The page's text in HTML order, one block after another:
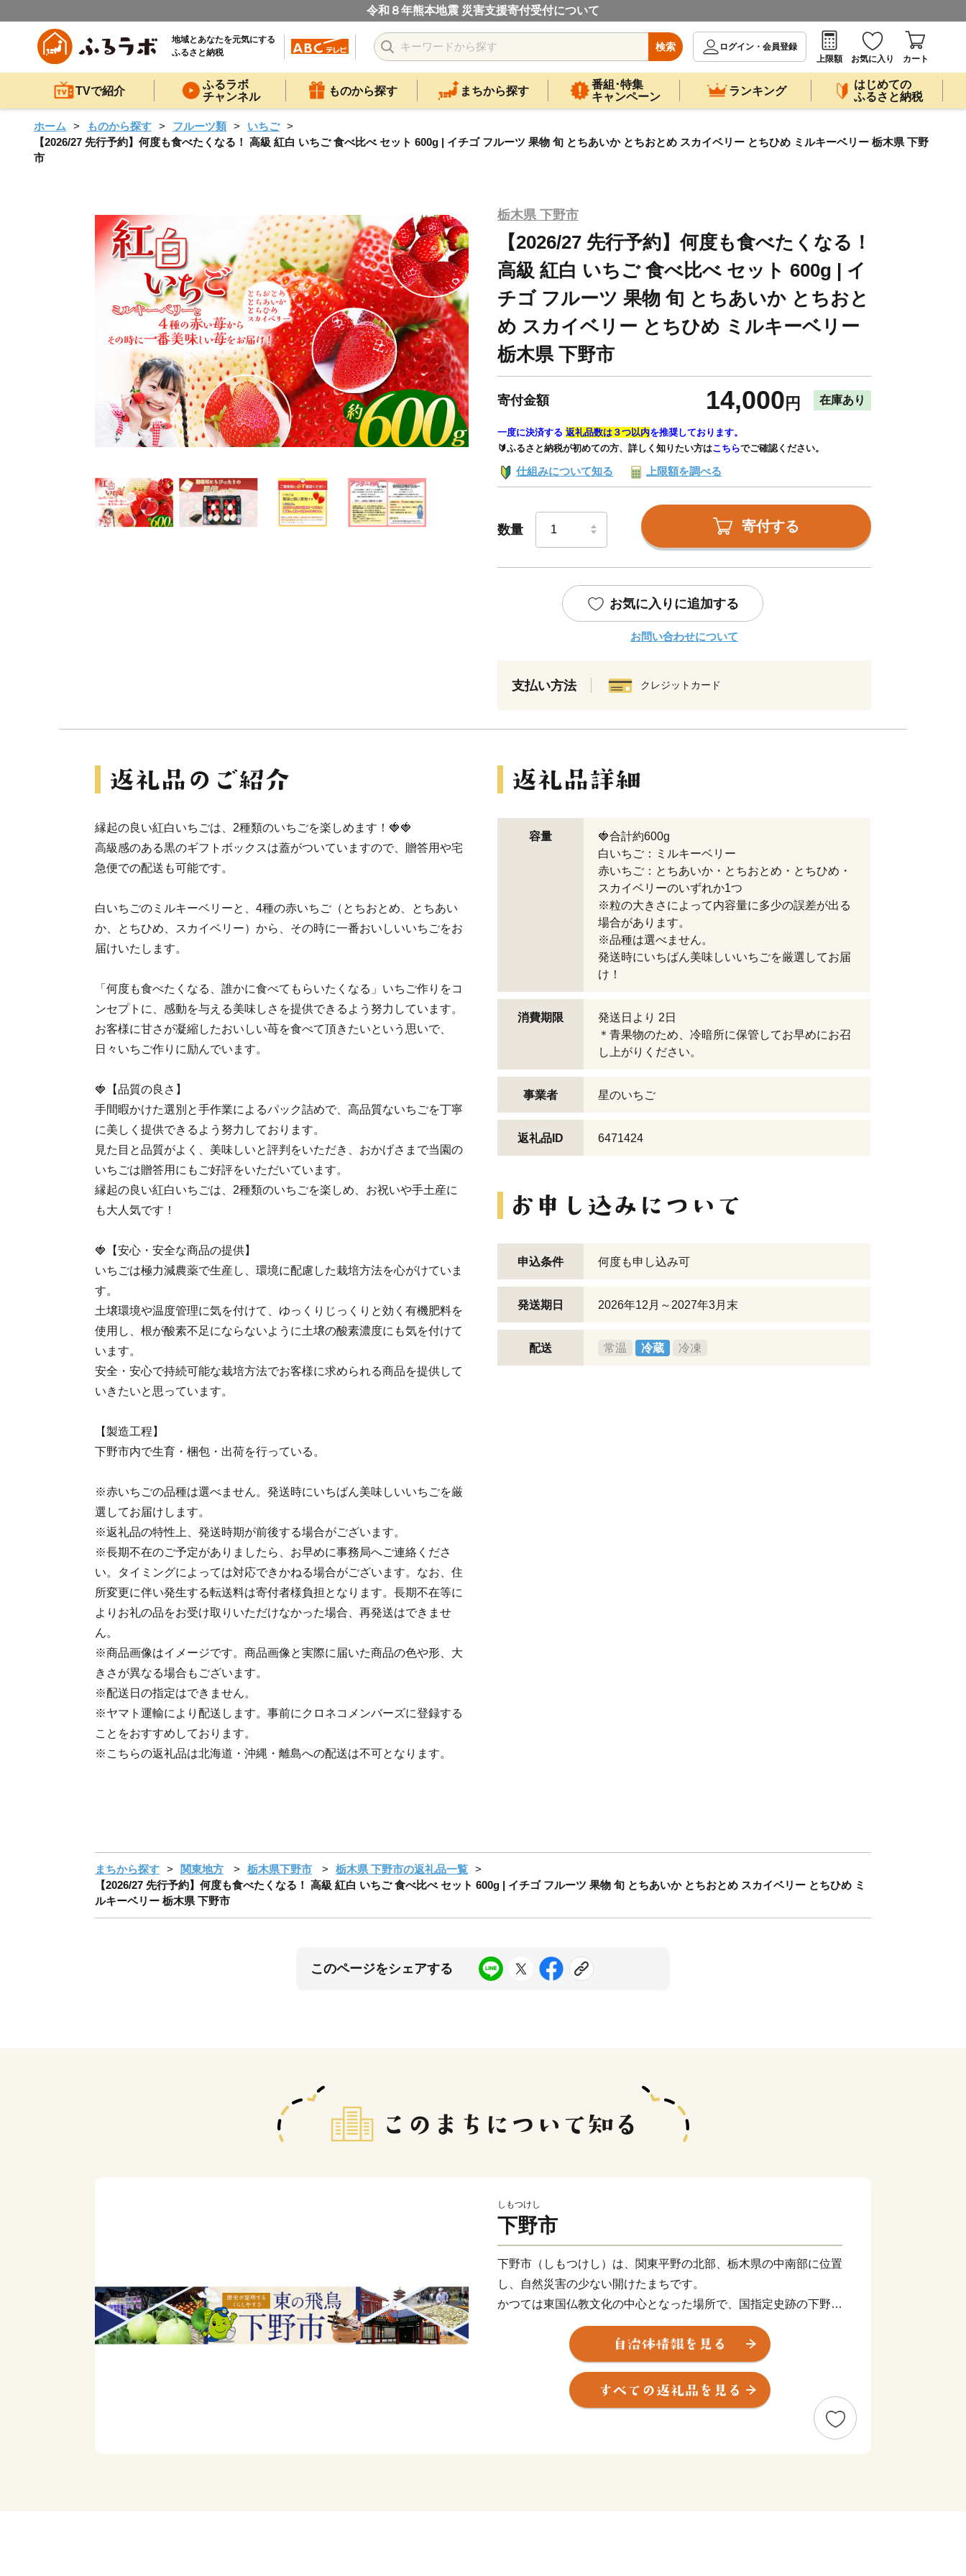
令和８年熊本地震 災害支援寄付受付について
地域とあなたを元気にする
ふるさと納税
検索
ログイン・会員登録
上限額
お気に入り カート
TVで紹介
ふるラボ
チャンネル
ものから探す まちから探す
番組･特集
キャンペーン
ランキング
はじめての
ふるさと納税
ホーム ものから探す フルーツ類
いちご
【2026/27 先行予約】何度も食べたくなる！ 高級 紅白 いちご 食べ比べ セット 600g | イチゴ フルーツ 果物 旬 とちあいか とちおとめ スカイベリー とちひめ ミルキーベリー 栃木県 下野
市
栃木県 下野市
【2026/27 先行予約】何度も食べたくなる！
高級 紅白 いちご 食べ比べ セット 600g | イ
チゴ フルーツ 果物 旬 とちあいか とちおと
め スカイベリー とちひめ ミルキーベリー
栃木県 下野市
寄付金額 14,000 円 在庫あり
一度に決済する 返礼品数は３つ以内を推奨しております。
🔰ふるさと納税が初めての方、詳しく知りたい方はこちらでご確認ください。
仕組みについて知る 上限額を調べる
数量 寄付する
お気に入りに追加する
お問い合わせについて
支払い方法 クレジットカード
縁起の良い紅白いちごは、2種類のいちごを楽しめます！🍓🍓
高級感のある黒のギフトボックスは蓋がついていますので、贈答用や宅
急便での配送も可能です。
白いちごのミルキーベリーと、4種の赤いちご（とちおとめ、とちあい
か、とちひめ、スカイベリー）から、その時に一番おいしいいちごをお
届けいたします。
「何度も食べたくなる、誰かに食べてもらいたくなる」いちご作りをコ
ンセプトに、感動を与える美味しさを提供できるよう努力しています。
お客様に甘さが凝縮したおいしい苺を食べて頂きたいという思いで、
日々いちご作りに励んでいます。
🍓【品質の良さ】
手間暇かけた選別と手作業によるパック詰めで、高品質ないちごを丁寧
に美しく提供できるよう努力しております。
見た目と品質がよく、美味しいと評判をいただき、おかげさまで当園の
いちごは贈答用にもご好評をいただいています。
縁起の良い紅白いちごは、2種類のいちごを楽しめ、お祝いや手土産に
も大人気です！
🍓【安心・安全な商品の提供】
いちごは極力減農薬で生産し、環境に配慮した栽培方法を心がけていま
す。
土壌環境や温度管理に気を付けて、ゆっくりじっくりと効く有機肥料を
使用し、根が酸素不足にならないように土壌の酸素濃度にも気を付けて
います。
安全・安心で持続可能な栽培方法でお客様に求められる商品を提供して
いきたいと思っています。
【製造工程】
下野市内で生育・梱包・出荷を行っている。
※赤いちごの品種は選べません。発送時にいちばん美味しいいちごを厳
選してお届けします。
※返礼品の特性上、発送時期が前後する場合がございます。
※長期不在のご予定がありましたら、お早めに事務局へご連絡くださ
い。タイミングによっては対応できかねる場合がございます。なお、住
所変更に伴い発生する転送料は寄付者様負担となります。長期不在等に
よりお礼の品をお受け取りいただけなかった場合、再発送はできませ
ん。
※商品画像はイメージです。商品画像と実際に届いた商品の色や形、大
きさが異なる場合もございます。
※配送日の指定はできません。
※ヤマト運輸により配送します。事前にクロネコメンバーズに登録する
ことをおすすめしております。
※こちらの返礼品は北海道・沖縄・離島への配送は不可となります。
容量
🍓合計約600g
白いちご：ミルキーベリー
赤いちご：とちあいか・とちおとめ・とちひめ・
スカイベリーのいずれか1つ
※粒の大きさによって内容量に多少の誤差が出る
場合があります。
※品種は選べません。
発送時にいちばん美味しいいちごを厳選してお届
け！
消費期限
発送日より 2日
＊青果物のため、冷暗所に保管してお早めにお召
し上がりください。
事業者 星のいちご
返礼品ID 6471424
申込条件 何度も申し込み可
発送期日 2026年12月～2027年3月末
配送 常温 冷蔵 冷凍
まちから探す 関東地方 栃木県下野市
栃木県 下野市の返礼品一覧
【2026/27 先行予約】何度も食べたくなる！ 高級 紅白 いちご 食べ比べ セット 600g | イチゴ フルーツ 果物 旬 とちあいか とちおとめ スカイベリー とちひめ ミ
ルキーベリー 栃木県 下野市
このページをシェアする
しもつけし
下野市
下野市（しもつけし）は、関東平野の北部、栃木県の中南部に位置
し、自然災害の少ない開けたまちです。
かつては東国仏教文化の中心となった場所で、国指定史跡の下野薬
師寺・国分寺・国分尼寺跡や古墳も数多く残され、壮大ないにしえ
のロマン漂う「東の飛鳥」と呼ばれています。
穏やかな気候と肥沃な土壌に恵まれ、下野市で実るお米やかんぴょ
うをはじめとした豊かな農産物は、県内外で高い評判を誇っていま
す。豊かな自然の中でのびのび過ごせる一方、交通アクセスも抜群